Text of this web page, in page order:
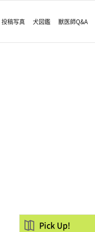
投稿写真 犬図鑑 獣医師Q&A
Pick Up!